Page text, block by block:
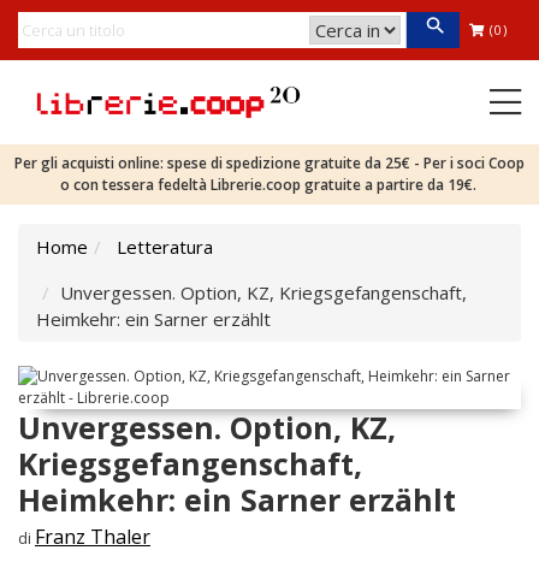
(0)
Per gli acquisti online: spese di spedizione gratuite da 25€ - Per i soci Coop
o con tessera fedeltà Librerie.coop gratuite a partire da 19€.
Home
Letteratura
Unvergessen. Option, KZ, Kriegsgefangenschaft,
Heimkehr: ein Sarner erzählt
Unvergessen. Option, KZ,
Kriegsgefangenschaft,
Heimkehr: ein Sarner erzählt
di Franz Thaler